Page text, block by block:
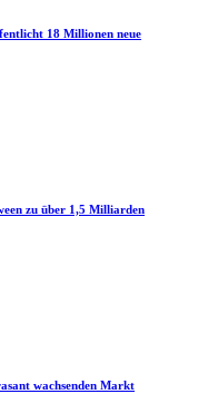
18 Millionen neue
zu über 1,5 Milliarden
wachsenden Markt